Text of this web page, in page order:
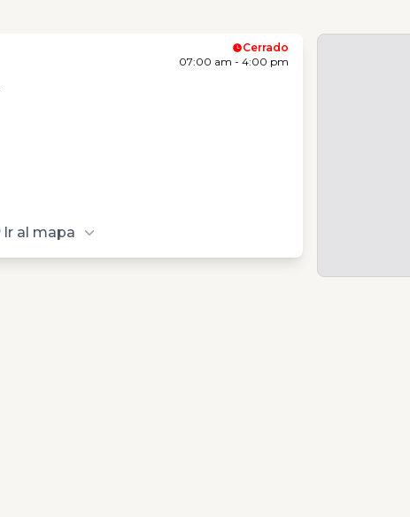
Ir al mapa
Cerrado
07:00 am - 4:00 pm